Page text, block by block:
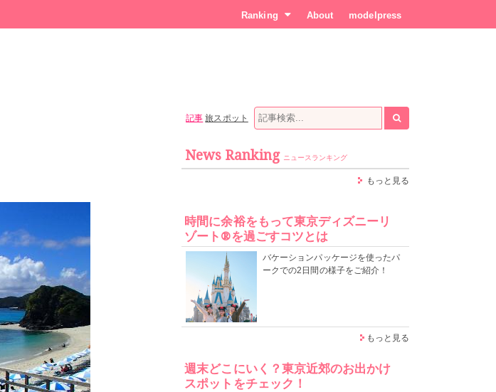
Ranking About modelpress
記事 旅スポット
News Ranking ニュースランキング
もっと見る
時間に余裕をもって東京ディズニーリ
ゾート®を過ごすコツとは
バケーションパッケージを使ったパ
ークでの2日間の様子をご紹介！
もっと見る
週末どこにいく？東京近郊のお出かけ
スポットをチェック！